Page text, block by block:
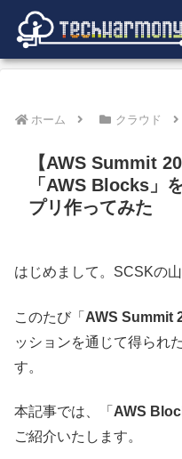
ホーム クラウド
【AWS Summit
「AWS Blocks」
プリ作ってみた
はじめまして。SCSKの山
このたび「 AWS Summit
ッションを通じて得られ
す。
本記事では、「 AWS
ご紹介いたします。